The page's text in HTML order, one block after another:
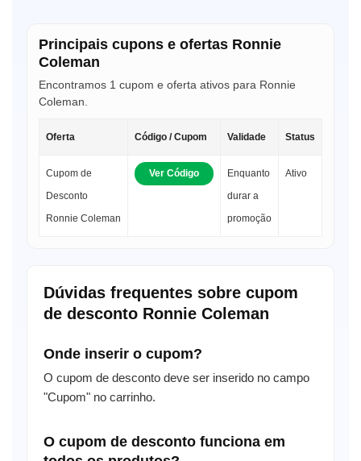
Principais cupons e ofertas Ronnie
Coleman
Encontramos 1 cupom e oferta ativos para Ronnie
Coleman.
Oferta Código / Cupom Validade Status
Cupom de
Desconto
Ronnie Coleman
Ver Código
Enquanto
durar a
promoção
Ativo
Dúvidas frequentes sobre cupom
de desconto Ronnie Coleman
Onde inserir o cupom?
O cupom de desconto deve ser inserido no campo
"Cupom" no carrinho.
O cupom de desconto funciona em